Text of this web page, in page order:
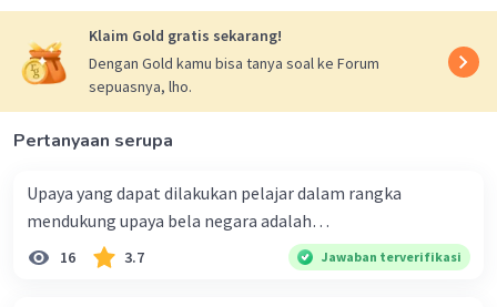
Klaim Gold gratis sekarang!
Dengan Gold kamu bisa tanya soal ke Forum
sepuasnya, lho.
Pertanyaan serupa
Upaya yang dapat dilakukan pelajar dalam rangka
mendukung upaya bela negara adalah…
16 3.7 Jawaban terverifikasi